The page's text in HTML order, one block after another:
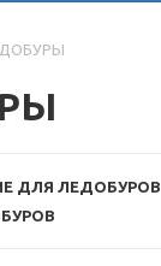
ДЛЯ ЛЕДОБУРОВ